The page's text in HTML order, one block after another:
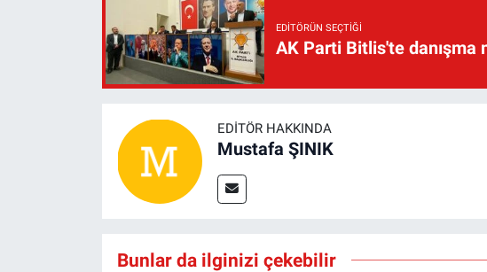
EDITÖRÜN SEÇTIĞI
AK Parti Bitlis'te danışma
EDITÖR HAKKINDA
Mustafa ŞINIK
Bunlar da ilginizi çekebilir